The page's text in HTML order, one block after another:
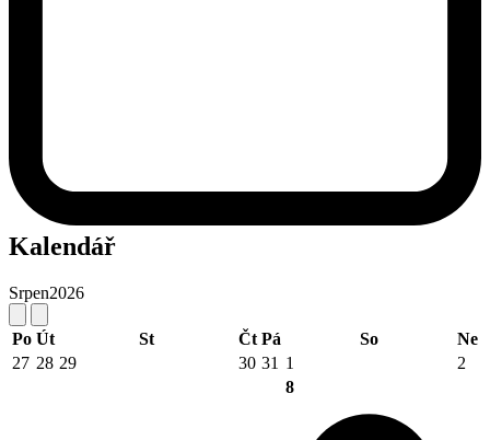
Kalendář
Srpen2026
Po Út St Čt Pá So
Ne
27 28 29 30 31 1
2
8